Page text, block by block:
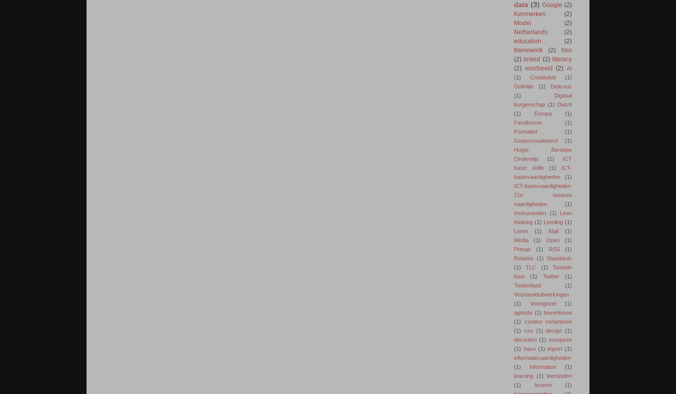
data (3) Google (2)
Kenmerken.
(2)
Model
(2)
Netherlands
(2)
education
(2)
framework
(2)
hbo
(2) linked (2) literacy
(2) voorbeeld (2) AI
(1)
Creativiteit
(1)
Definitie
(1)
Delicous
(1)
Digitaal
burgerschap (1) Dutch
(1)
Europa
(1)
Feedburner
(1)
Formatief
(1)
Gepersonaliseerd
(1)
Hoger Beroeps
Onderwijs
(1)
ICT
basic skills
(1)
ICT-
basisvaardigheden
(1)
ICT-basisvaardigheden
21e eeuwse
vaardigheden
(1)
Instrumenten (1)
Lean
thinking (1) Leerling (1)
Leren
(1) Mail
(1)
Media
(1) Open
(1)
Primair
(1) RSS
(1)
Relaties (1) Standards
(1)
TLC (1)
Tweede
fase
(1) Twitter
(1)
Twitterfeed
(1)
Voorbeelduitwerkingen
(1)
Voortgezet
(1)
agenda (1) bovenbouw
(1)
continu verbeteren
(1) csv (1) design (1)
docenten (1) europees
(1) havo (1) import (1)
informatievaardigheden
(1)
information
(1)
learning (1) leerdoelen
(1)
leraren
(1)